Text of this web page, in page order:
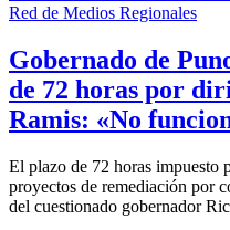
Red de Medios Regionales
Gobernado de
de 72 horas por
Ramis: «No
El plazo de 72 horas impuesto
proyectos de remediación por
del cuestionado gobernador